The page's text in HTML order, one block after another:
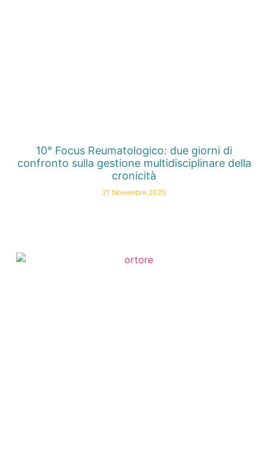
10° Focus Reumatologico: due giorni di
confronto sulla gestione multidisciplinare della
cronicità
21 Novembre 2025